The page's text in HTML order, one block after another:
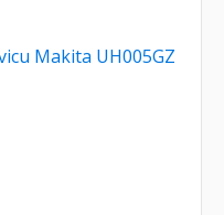
Makita UH005GZ